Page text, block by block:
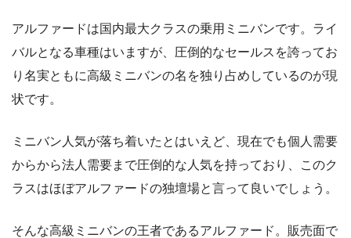
アルファードは国内最大クラスの乗用ミニバンです。ライ
バルとなる車種はいますが、圧倒的なセールスを誇ってお
り名実ともに高級ミニバンの名を独り占めしているのが現
状です。
ミニバン人気が落ち着いたとはいえど、現在でも個人需要
からから法人需要まで圧倒的な人気を持っており、このク
ラスはほぼアルファードの独壇場と言って良いでしょう。
そんな高級ミニバンの王者であるアルファード。販売面で